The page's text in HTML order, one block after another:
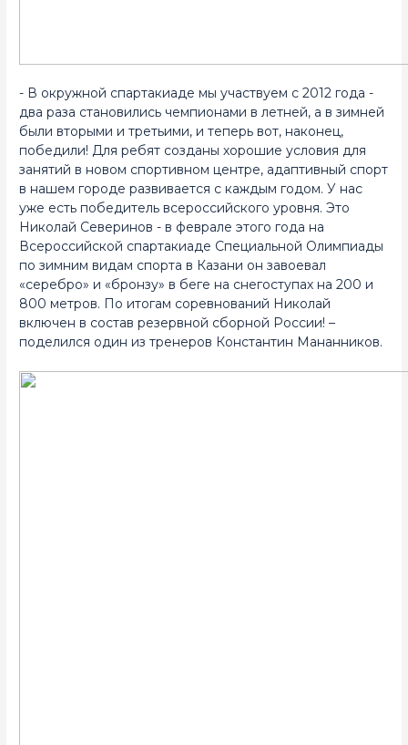
- В окружной спартакиаде мы участвуем с 2012 года -
два раза становились чемпионами в летней, а в зимней
были вторыми и третьими, и теперь вот, наконец,
победили! Для ребят созданы хорошие условия для
занятий в новом спортивном центре, адаптивный спорт
в нашем городе развивается с каждым годом. У нас
уже есть победитель всероссийского уровня. Это
Николай Северинов - в феврале этого года на
Всероссийской спартакиаде Специальной Олимпиады
по зимним видам спорта в Казани он завоевал
«серебро» и «бронзу» в беге на снегоступах на 200 и
800 метров. По итогам соревнований Николай
включен в состав резервной сборной России! –
поделился один из тренеров Константин Мананников.